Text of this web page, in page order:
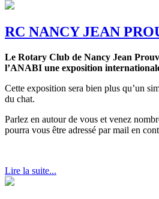
RC NANCY JEAN
Le Rotary Club de Nancy Jean
l’ANABI une exposition
Cette exposition sera bien plus qu’un
du chat.
Parlez en autour de vous et venez
pourra vous être adressé par mail en
Lire la suite...